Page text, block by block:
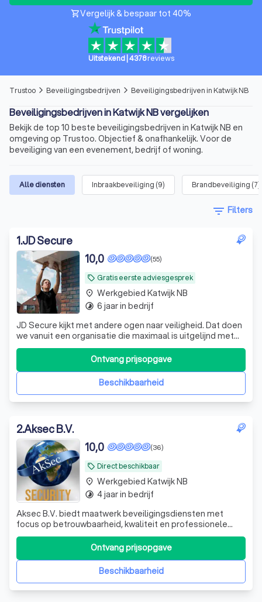
shopping_cartVergelijk & bespaar tot 40%
Uitstekend| 4378 reviews
Trustoo arrow_forward_ios Beveiligingsbedrijven arrow_forward_ios Beveiligingsbedrijven in Katwijk NB
Beveiligingsbedrijven in Katwijk NB vergelijken
Bekijk de top 10 beste beveiligingsbedrijven in Katwijk NB en
omgeving op Trustoo. Objectief & onafhankelijk. Voor de
beveiliging van een evenement, bedrijf of woning.
Alle diensten Inbraakbeveiliging (9) Brandbeveiliging (7)
filter_list Filters
1.JD Secure
local_offer Gratis eerste adviesgesprek
(55)
10,0
JD Secure kijkt met andere ogen naar veiligheid. Dat doen
we vanuit een organisatie die maximaal is uitgelijnd met
het streven en de wensen van onze klanten.
Beschikbaarheid
Ontvang prijsopgave
place Werkgebied Katwijk NB
timelapse 6 jaar in bedrijf
2.Aksec B.V.
local_offer Direct beschikbaar
(36)
10,0
Aksec B.V. biedt maatwerk beveiligingsdiensten met
focus op betrouwbaarheid, kwaliteit en professionele
service.
Beschikbaarheid
Ontvang prijsopgave
place Werkgebied Katwijk NB
timelapse 4 jaar in bedrijf